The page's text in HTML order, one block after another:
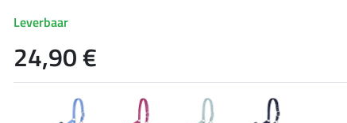
Leverbaar
24,90 €